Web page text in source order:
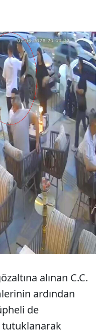
alınan C.C.
ardından
de
tutuklanarak